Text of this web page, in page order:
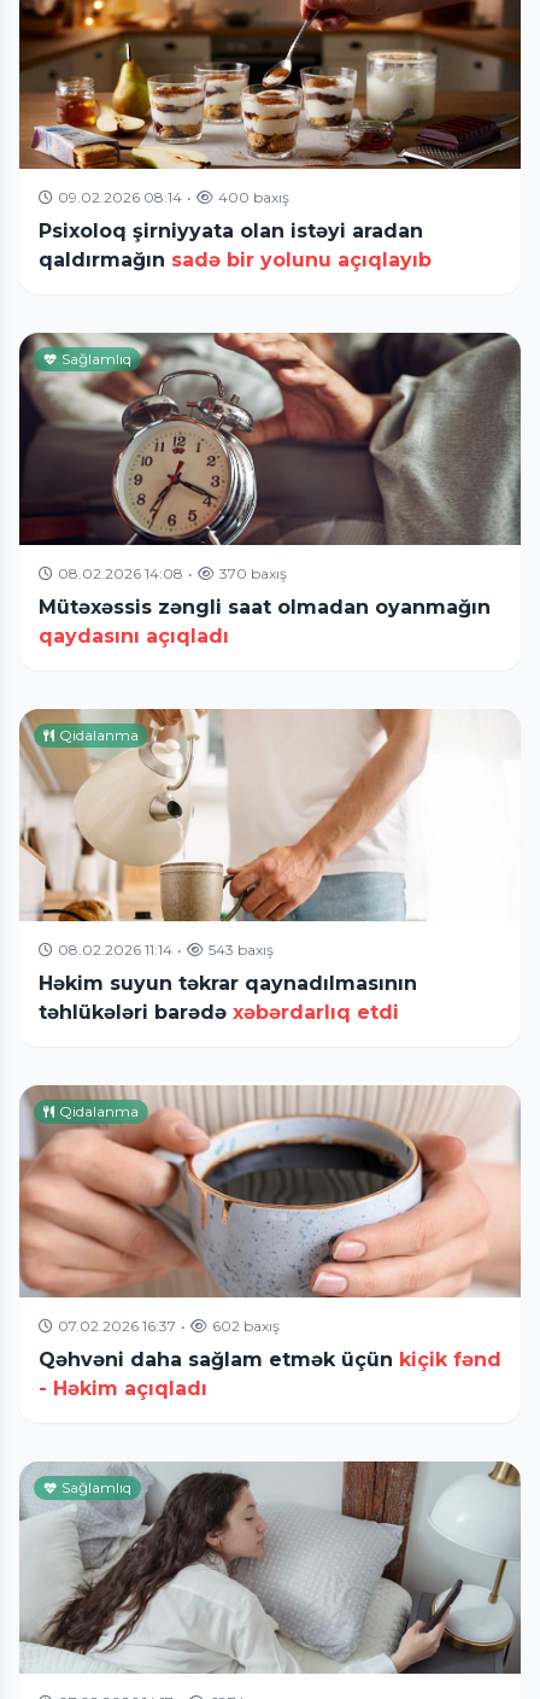
09.02.2026 08:14 • 400 baxış
Psixoloq şirniyyata olan istəyi aradan
qaldırmağın sadə bir yolunu açıqlayıb
Sağlamlıq
08.02.2026 14:08 • 370 baxış
Mütəxəssis zəngli saat olmadan oyanmağın
qaydasını açıqladı
Qidalanma
08.02.2026 11:14 • 543 baxış
Həkim suyun təkrar qaynadılmasının
təhlükələri barədə xəbərdarlıq etdi
Qidalanma
07.02.2026 16:37 • 602 baxış
Qəhvəni daha sağlam etmək üçün kiçik fənd
- Həkim açıqladı
Sağlamlıq